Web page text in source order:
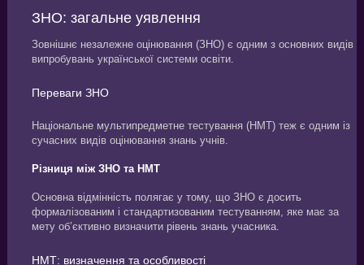
ЗНО: загальне уявлення
Зовнішнє незалежне оцінювання (ЗНО) є одним з основних видів
випробувань української системи освіти.
Переваги ЗНО
Національне мультипредметне тестування (НМТ) теж є одним із
сучасних видів оцінювання знань учнів.
Різниця між ЗНО та НМТ
Основна відмінність полягає у тому, що ЗНО є досить
формалізованим і стандартизованим тестуванням, яке має за
мету об’єктивно визначити рівень знань учасника.
НМТ: визначення та особливості